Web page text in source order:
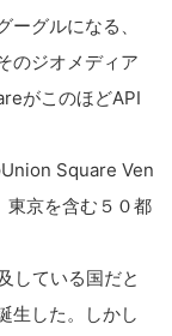
ーグルになる、
のジオメディア
がこのほどAPI
Square Ven
東京を含む５０都
している国だと
生した。しかし